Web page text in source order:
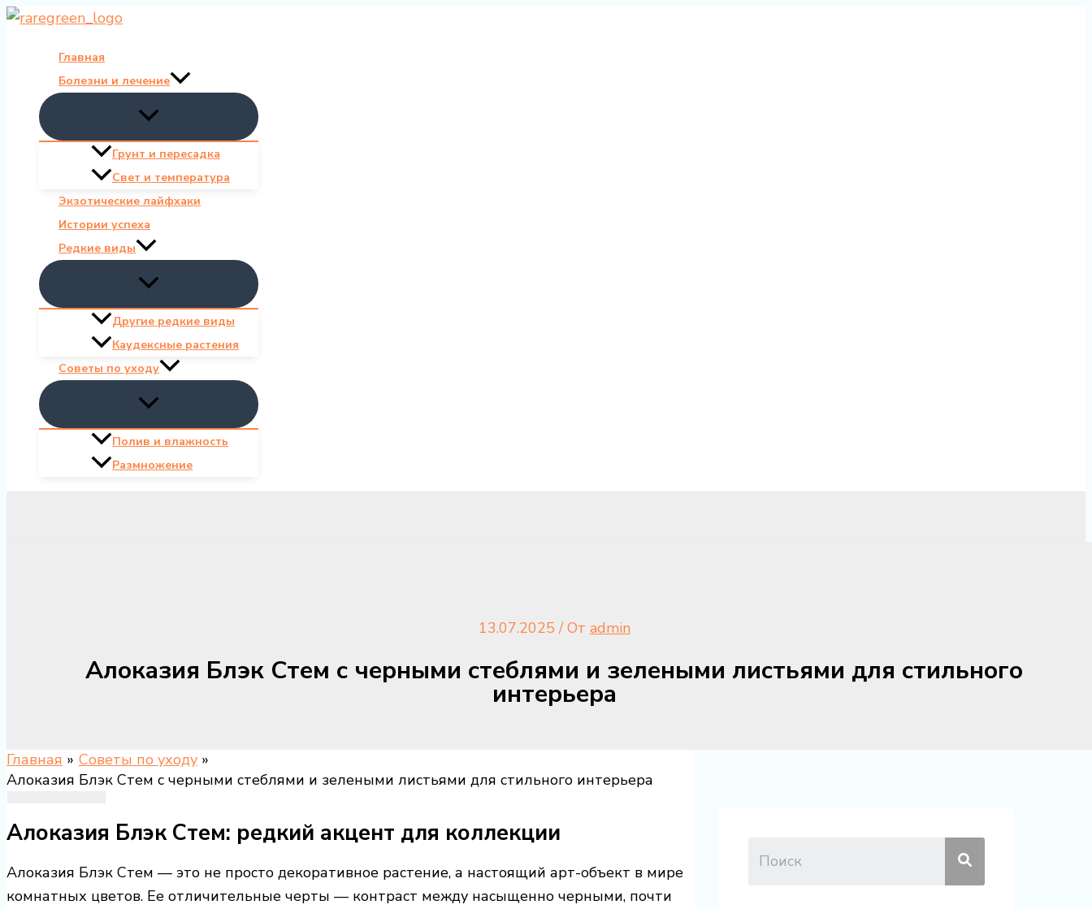
Перейти
содержимому
Главная
Болезни и лечение
Грунт и пересадка
Свет и температура
Экзотические лайфхаки
Истории успеха
Редкие виды
Другие редкие виды
Каудексные растения
Советы по уходу
Полив и влажность
Размножение
13.07.2025/ От admin
Алоказия Блэк Стем с черными стеблями и зелеными листьями для стильного
интерьера
Главная
Советы по уходу
Алоказия Блэк Стем с черными стеблями и зелеными листьями для стильного интерьера
Алоказия Блэк Стем: редкий акцент для коллекции
Алоказия Блэк Стем — это не просто декоративное растение, а настоящий арт-объект в мире
комнатных цветов. Ее отличительные черты — контраст между насыщенно черными, почти